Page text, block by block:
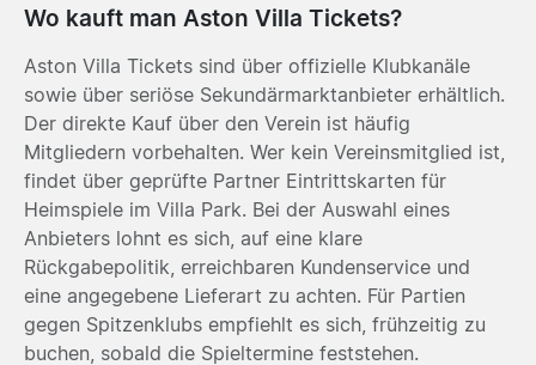
Wo kauft man Aston Villa Tickets?
Aston Villa Tickets sind über offizielle Klubkanäle
sowie über seriöse Sekundärmarktanbieter erhältlich.
Der direkte Kauf über den Verein ist häufig
Mitgliedern vorbehalten. Wer kein Vereinsmitglied ist,
findet über geprüfte Partner Eintrittskarten für
Heimspiele im Villa Park. Bei der Auswahl eines
Anbieters lohnt es sich, auf eine klare
Rückgabepolitik, erreichbaren Kundenservice und
eine angegebene Lieferart zu achten. Für Partien
gegen Spitzenklubs empfiehlt es sich, frühzeitig zu
buchen, sobald die Spieltermine feststehen.